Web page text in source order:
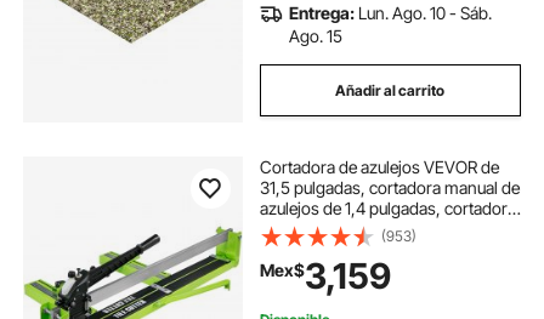
Entrega: Lun. Ago. 10 - Sáb.
Ago. 15
Añadir al carrito
Cortadora de azulejos VEVOR de
31,5 pulgadas, cortadora manual de
azulejos de 1,4 pulgadas, cortadora
de azulejos de cerámica y
porcelana con guía láser, marco de
acero y ruedas de corte de
repuesto. Herramienta manual para
cortar azulejos.
(953)
Mex$3,159